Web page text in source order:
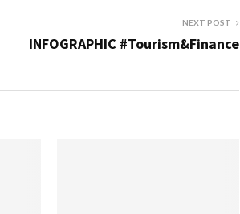
NEXT POST
INFOGRAPHIC #Tourism&Finance